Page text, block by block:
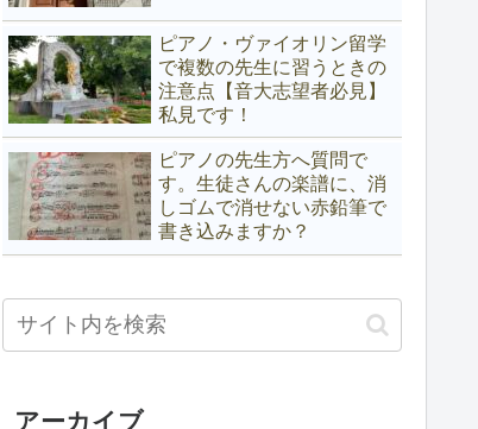
ピアノ・ヴァイオリン留学
で複数の先生に習うときの
注意点【音大志望者必見】
私見です！
ピアノの先生方へ質問で
す。生徒さんの楽譜に、消
しゴムで消せない赤鉛筆で
書き込みますか？
アーカイブ